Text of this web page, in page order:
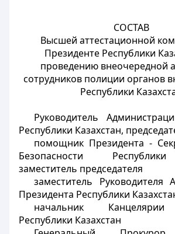
СОСТАВ
Высшей аттестационной
Президенте Республики
проведению внеочередной
сотрудников полиции органов
Республики
Руководитель
Республики Казахстан,
помощник Президента -
Безопасности
заместитель председателя
заместитель Руководителя
Президента Республики
начальник Канцелярии
Республики Казахстан